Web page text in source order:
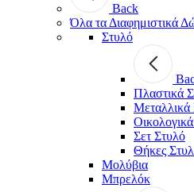
Back
Όλα τα Διαφημιστικά
Στυλό
Πλαστικά
Μεταλλικά
Σετ Στυλό
Θήκες
Μολύβια
Μπρελόκ